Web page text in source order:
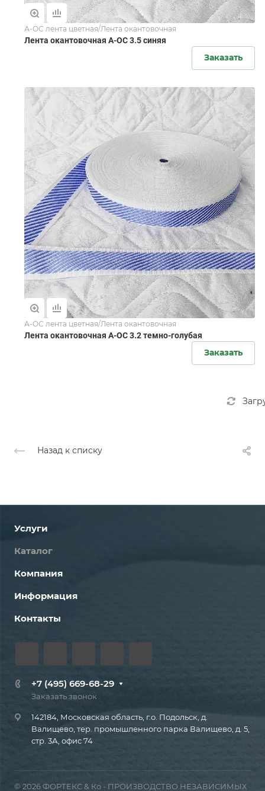
А-ОС лента цветная/Лента окантовочная
Лента окантовочная А-ОС 3.5 синяя
Заказать
А-ОС лента цветная/Лента окантовочная
Лента окантовочная А-ОС 3.2 темно-голубая
Заказать
Назад к списку
Услуги
Каталог
Компания
Информация
Контакты
+7 (495) 669-68-29
Заказать звонок
142184, Московская область, г.о. Подольск, д.
Валищево, тер. промышленного парка Валищево, д. 5,
стр. 3А, офис 74
© 2026 ФОРТЕКС & Ко - ПРОИЗВОДСТВО НЕЗАВИСИМЫХ